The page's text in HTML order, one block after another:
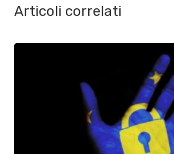
Articoli correlati